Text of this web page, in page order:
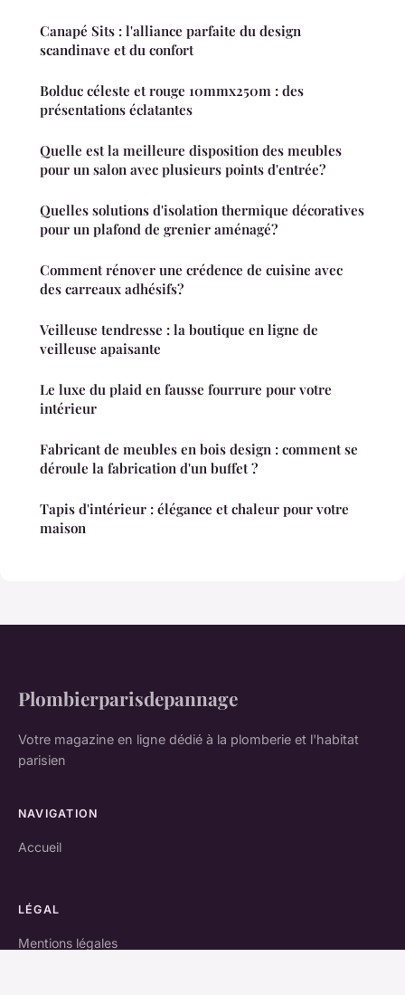
Canapé Sits : l'alliance parfaite du design
scandinave et du confort
Bolduc céleste et rouge 10mmx250m : des
présentations éclatantes
Quelle est la meilleure disposition des meubles
pour un salon avec plusieurs points d'entrée?
Quelles solutions d'isolation thermique décoratives
pour un plafond de grenier aménagé?
Comment rénover une crédence de cuisine avec
des carreaux adhésifs?
Veilleuse tendresse : la boutique en ligne de
veilleuse apaisante
Le luxe du plaid en fausse fourrure pour votre
intérieur
Fabricant de meubles en bois design : comment se
déroule la fabrication d'un buffet ?
Tapis d'intérieur : élégance et chaleur pour votre
maison
Plombierparisdepannage
Votre magazine en ligne dédié à la plomberie et l'habitat
parisien
NAVIGATION
Accueil
LÉGAL
Mentions légales